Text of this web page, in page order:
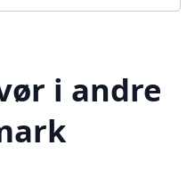
i andre